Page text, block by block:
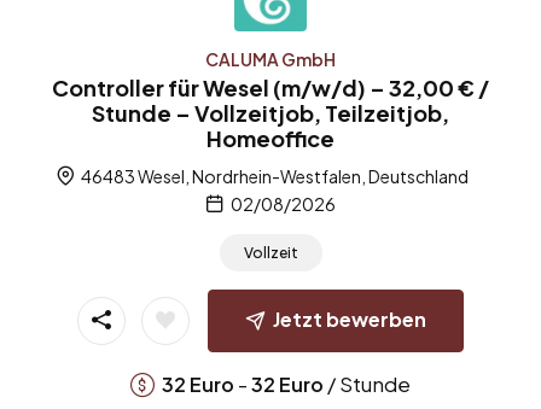
CALUMA GmbH
Controller für Wesel (m/w/d) – 32,00 € /
Stunde – Vollzeitjob, Teilzeitjob,
Homeoffice
46483 Wesel, Nordrhein-Westfalen, Deutschland
02/08/2026
Vollzeit
Jetzt bewerben
32 Euro -32 Euro / Stunde